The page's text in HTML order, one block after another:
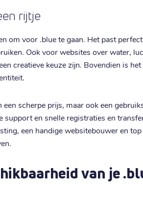
rijtje
om voor .blue te gaan. Het past
Ook voor websites over water,
creatieve keuze zijn. Bovendien is
een scherpe prijs, maar ook een
support en snelle registraties en
een handige websitebouwer en
van je